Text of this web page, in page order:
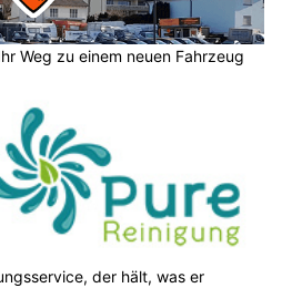
Weg zu einem neuen Fahrzeug
der hält, was er